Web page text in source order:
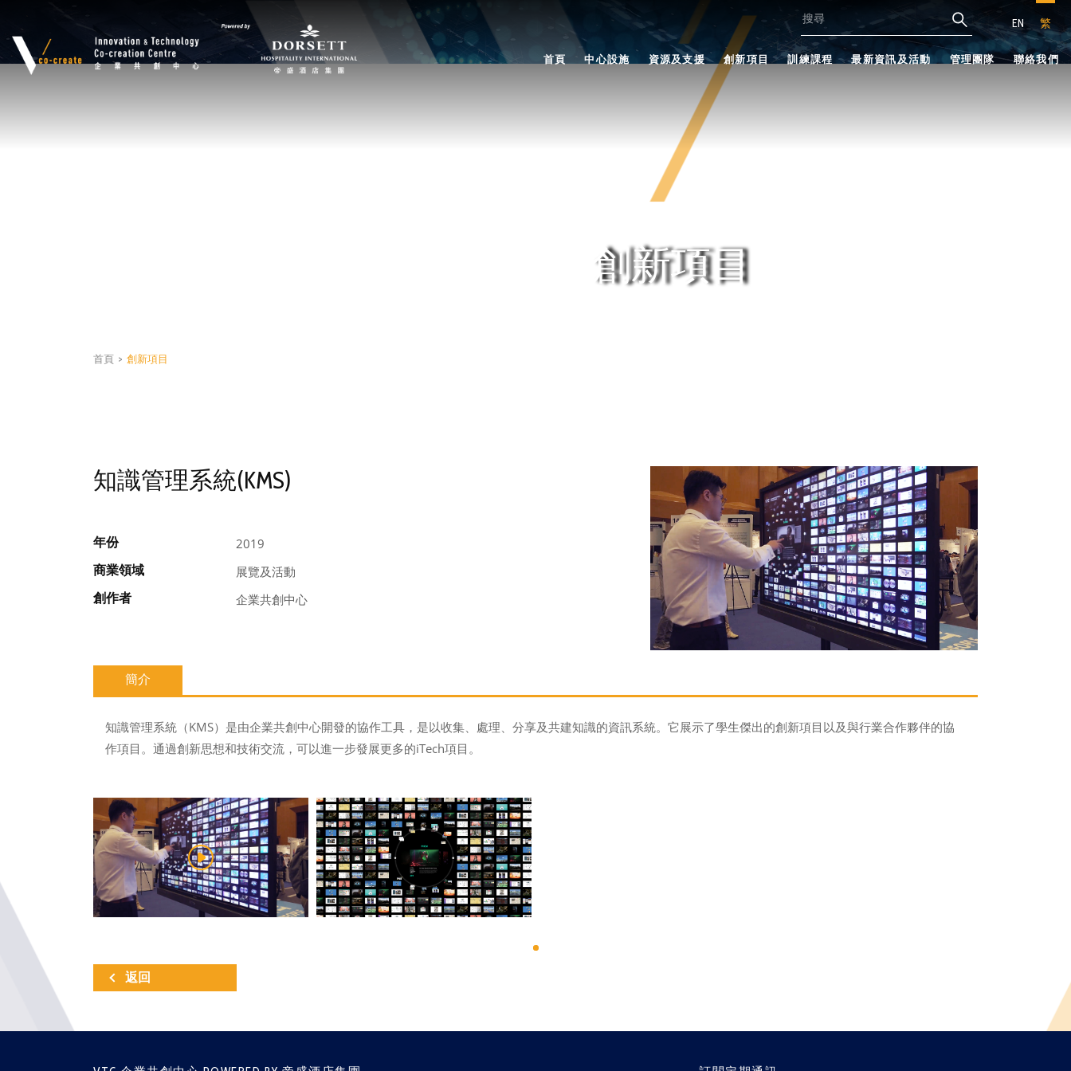
EN 繁
首頁 中心設施 資源及支援 創新項目 訓練課程 最新資訊及活動 管理團隊 聯絡我們
創新項目
首頁 > 創新項目
知識管理系統(KMS)
年份 2019
商業領域 展覽及活動
創作者 企業共創中心
簡介
知識管理系統（KMS）是由企業共創中心開發的協作工具，是以收集、處理、分享及共建知識的資訊系統。它展示了學生傑出的創新項目以及與行業合作夥伴的協
作項目。通過創新思想和技術交流，可以進一步發展更多的iTech項目。
返回